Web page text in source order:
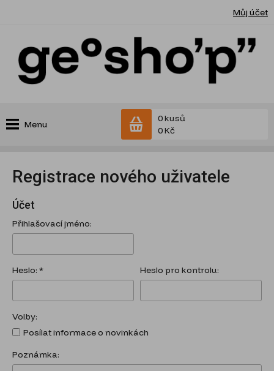
Můj účet
Menu
0 kusů
0 Kč
Registrace nového uživatele
Účet
Přihlašovací jméno:
Heslo: * Heslo pro kontrolu:
Volby:
Posílat informace o novinkách
Poznámka: